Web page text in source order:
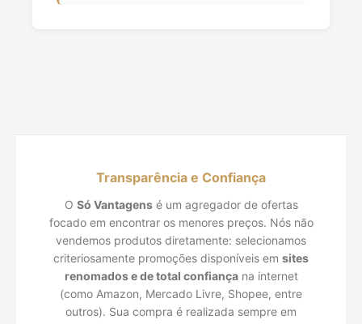
Transparência e Confiança
O Só Vantagensé um agregador de ofertas
focado em encontrar os menores preços. Nós não
vendemos produtos diretamente: selecionamos
criteriosamente promoções disponíveis em sites
renomados e de total confiançana internet
(como Amazon, Mercado Livre, Shopee, entre
outros). Sua compra é realizada sempre em